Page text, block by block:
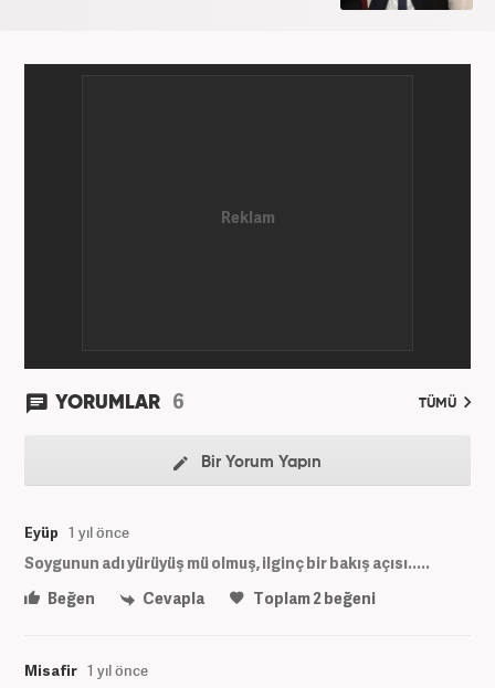
YORUMLAR 6 TÜMÜ
Bir Yorum Yapın
Eyüp 1 yıl önce
Soygunun adı yürüyüş mü olmuş, ilginç bir bakış açısı.....
Beğen
Cevapla Toplam2beğeni
Misafir 1 yıl önce